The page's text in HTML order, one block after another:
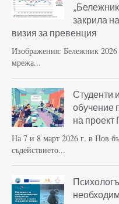
закрила
визия за превенция
Изображения: Бележник
мрежа...
Студенти
обучение
на
На 7 и 8 март 2026 г. в Нов
съдействието...